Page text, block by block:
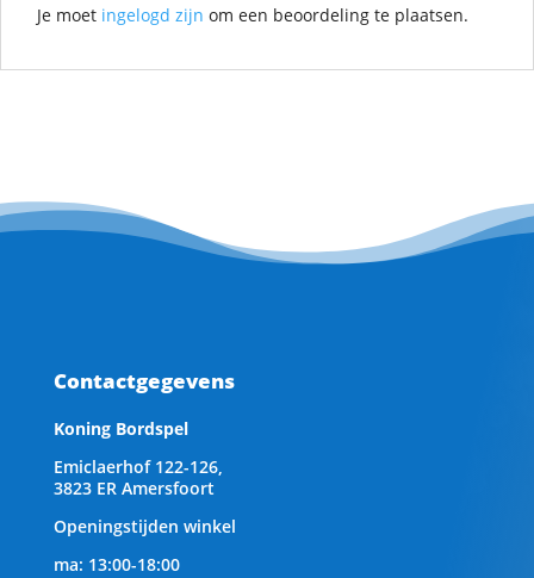
Je moet ingelogd zijn om een beoordeling te plaatsen.
Contactgegevens
Koning Bordspel
Emiclaerhof 122-126,
3823 ER Amersfoort
Openingstijden winkel
ma: 13:00-18:00